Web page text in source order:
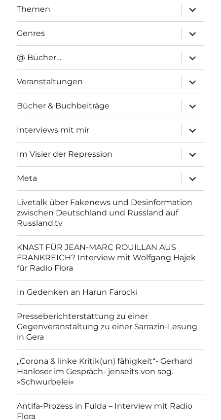
Themen
anzeigen
Genres
anzeigen
@ Bücher…
anzeigen
Veranstaltungen
anzeigen
Bücher & Buchbeiträge
anzeigen
Interviews mit mir
anzeigen
Im Visier der Repression
anzeigen
Meta
anzeigen
Livetalk über Fakenews und Desinformation
zwischen Deutschland und Russland auf
Russland.tv
KNAST FÜR JEAN-MARC ROUILLAN AUS
FRANKREICH? Interview mit Wolfgang Hajek
für Radio Flora
In Gedenken an Harun Farocki
Presseberichterstattung zu einer
Gegenveranstaltung zu einer Sarrazin-Lesung
in Gera
„Corona & linke Kritik(un) fähigkeit“- Gerhard
Hanloser im Gespräch- jenseits von sog.
»Schwurbelei«
Antifa-Prozess in Fulda – Interview mit Radio
Flora